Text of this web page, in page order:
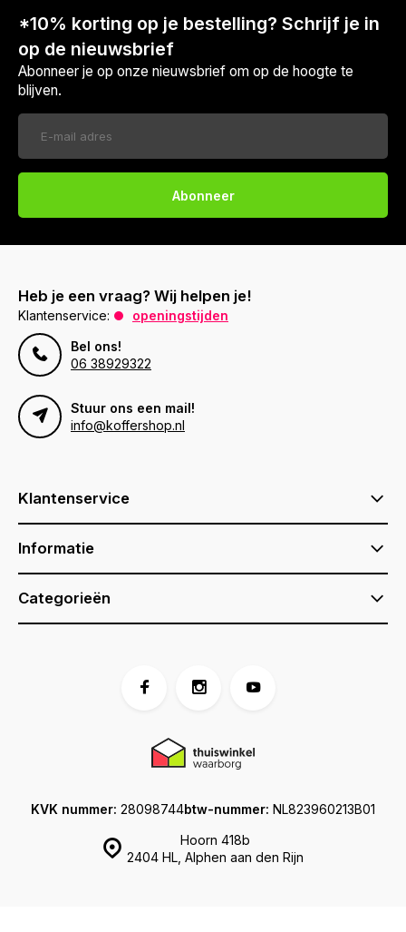
*10% korting op je bestelling? Schrijf je in
op de nieuwsbrief
Abonneer je op onze nieuwsbrief om op de hoogte te
blijven.
Abonneer
Heb je een vraag? Wij helpen je!
Klantenservice:
openingstijden
Bel ons!
06 38929322
Stuur ons een mail!
info@koffershop.nl
Klantenservice
Informatie
Categorieën
Hoorn 418b
2404 HL, Alphen aan den Rijn
KVK nummer: 28098744btw-nummer: NL823960213B01